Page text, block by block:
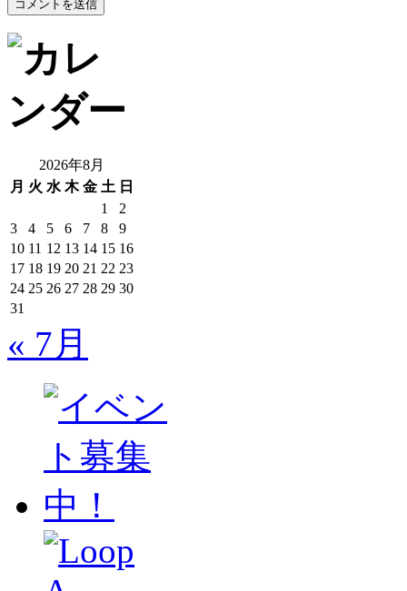
2026年8月
月 火 水 木 金 土 日
1
2
3
4 5 6 7 8
9
10 11 12 13 14 15 16
17 18 19 20 21 22 23
24 25 26 27 28 29 30
31
« 7月